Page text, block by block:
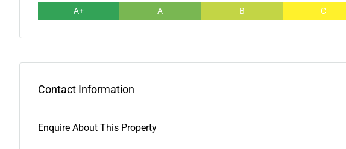
A+ A B C
Contact Information
Enquire About This Property